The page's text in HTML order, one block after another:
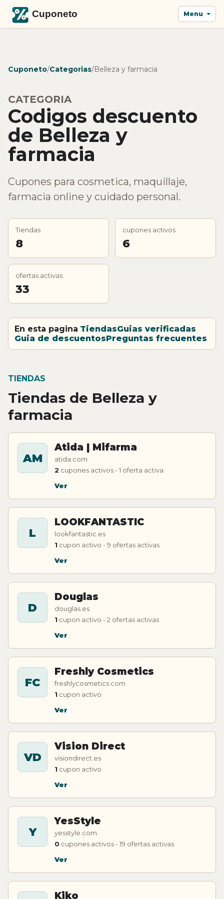
Menu
Cuponeto/Categorias/Belleza y farmacia
CATEGORIA
Codigos descuento
de Belleza y
farmacia
Cupones para cosmetica, maquillaje,
farmacia online y cuidado personal.
Tiendas
8
cupones activos
6
ofertas activas
33
En esta pagina TiendasGuias verificadas
Guia de descuentosPreguntas frecuentes
TIENDAS
Tiendas de Belleza y
farmacia
AM
Atida | Mifarma
atida.com
2 cupones activos - 1 oferta activa
Ver
L
LOOKFANTASTIC
lookfantastic.es
1 cupon activo - 9 ofertas activas
Ver
D
Douglas
douglas.es
1 cupon activo - 2 ofertas activas
Ver
FC
Freshly Cosmetics
freshlycosmetics.com
1 cupon activo
Ver
VD
Vision Direct
visiondirect.es
1 cupon activo
Ver
Y
YesStyle
yesstyle.com
0 cupones activos - 19 ofertas activas
Ver
Kiko